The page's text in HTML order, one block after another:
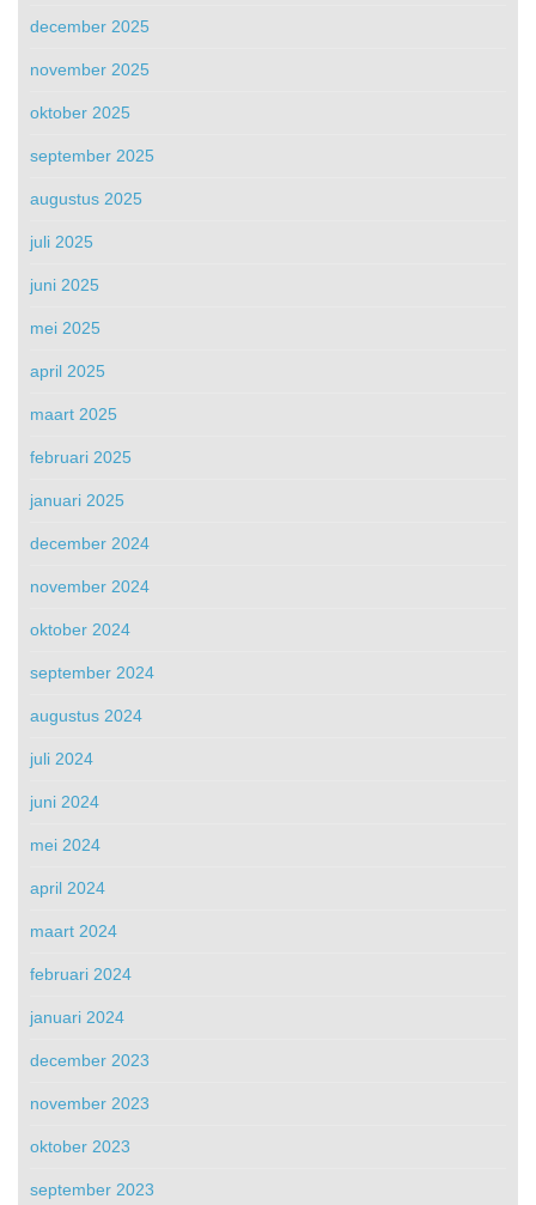
december 2025
november 2025
oktober 2025
september 2025
augustus 2025
juli 2025
juni 2025
mei 2025
april 2025
maart 2025
februari 2025
januari 2025
december 2024
november 2024
oktober 2024
september 2024
augustus 2024
juli 2024
juni 2024
mei 2024
april 2024
maart 2024
februari 2024
januari 2024
december 2023
november 2023
oktober 2023
september 2023